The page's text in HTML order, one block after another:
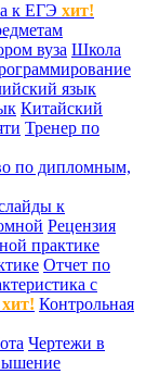
к ЕГЭ хит!
вуза Школа
язык
Китайский
Тренер по
по дипломным,
к
Рецензия
практике
Отчет по
с
хит! Контрольная
Чертежи в